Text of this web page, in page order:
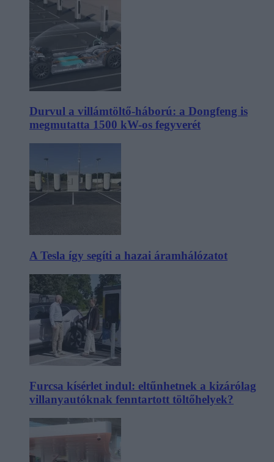
Durvul a villámtöltő-háború: a Dongfeng is
megmutatta 1500 kW-os fegyverét
A Tesla így segíti a hazai áramhálózatot
Furcsa kísérlet indul: eltűnhetnek a kizárólag
villanyautóknak fenntartott töltőhelyek?